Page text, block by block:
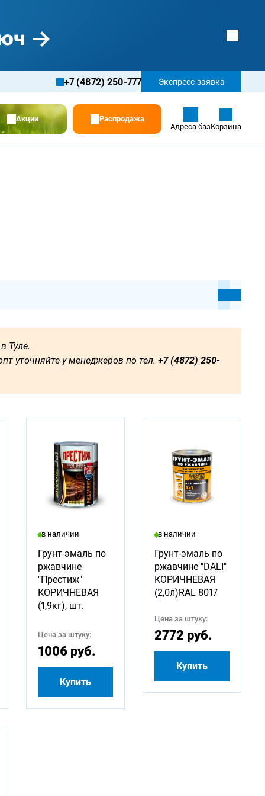
+7 (4872) 250-777 Экспресс-заявка
Акции
Распродажа
Адреса базКорзина
Туле.
уточняйте у менеджеров по тел. +7 (4872) 250-
в наличии
Грунт-эмаль по
ржавчине
"Престиж"
КОРИЧНЕВАЯ
(1,9кг), шт.
Цена за штуку:
1006 руб.
Купить
в наличии
Грунт-эмаль по
ржавчине "DALI"
КОРИЧНЕВАЯ
(2,0л)RAL 8017
Цена за штуку:
2772 руб.
Купить